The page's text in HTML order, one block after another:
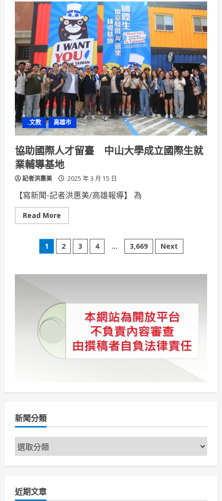
導
體
及
跨
域
金
融
人
才
搶
手
中
山
大
學
就
博
會
年
薪
看
220
萬
.文教 高雄市
協助國際人才留臺 中山大學成立國際生就
業輔導基地
記者洪惠美 2025 年 3 月 15 日
【寫新聞-記者洪惠美/高雄報導】 為
Read More
more
助
國
際
留
大
成
立
國
業
文
章
頁
1 2 3 4 ... 3,669 Next
新聞分類
新
聞
近期文章